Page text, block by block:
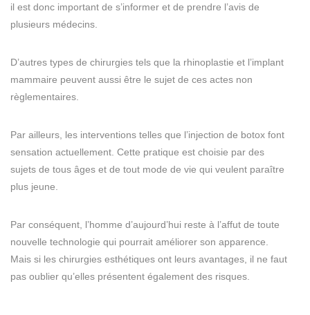
il est donc important de s’informer et de prendre l’avis de
plusieurs médecins.
D’autres types de chirurgies tels que la rhinoplastie et l’implant
mammaire peuvent aussi être le sujet de ces actes non
règlementaires.
Par ailleurs, les interventions telles que l’injection de botox font
sensation actuellement. Cette pratique est choisie par des
sujets de tous âges et de tout mode de vie qui veulent paraître
plus jeune.
Par conséquent, l’homme d’aujourd’hui reste à l’affut de toute
nouvelle technologie qui pourrait améliorer son apparence.
Mais si les chirurgies esthétiques ont leurs avantages, il ne faut
pas oublier qu’elles présentent également des risques.